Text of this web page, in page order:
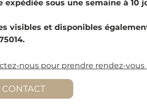
sous une semaine à 10
visibles et disponibles
nous pour prendre rendez-vous
CONTACT